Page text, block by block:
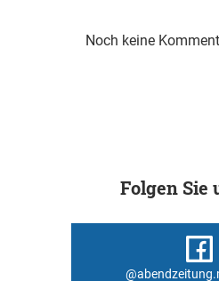
Noch keine
Folgen Sie